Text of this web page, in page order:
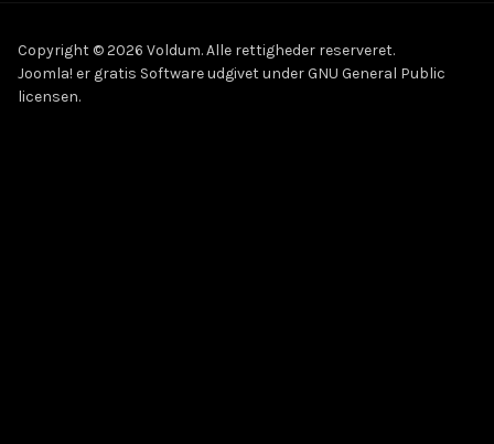
Copyright © 2026 Voldum. Alle rettigheder reserveret.
Joomla! er gratis Software udgivet underGNU General Public
licensen.